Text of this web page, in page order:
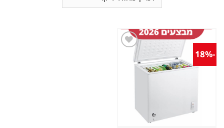
-18%